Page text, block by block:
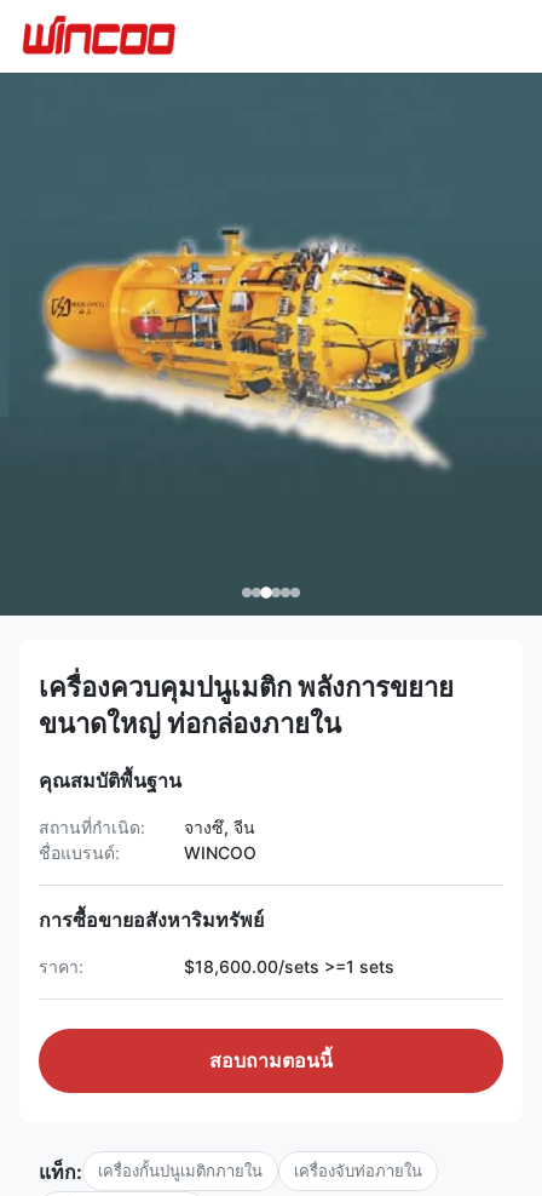
เครื่องควบคุมปนูเมติก พลังการขยาย
ขนาดใหญ่ ท่อกล่องภายใน
คุณสมบัติพื้นฐาน
สถานที่กำเนิด:
จางซึ, จีน
ชื่อแบรนด์:
WINCOO
การซื้อขายอสังหาริมทรัพย์
ราคา: $18,600.00/sets >=1 sets
สอบถามตอนนี้
แท็ก: เครื่องกั้นปนูเมติกภายใน เครื่องจับท่อภายใน